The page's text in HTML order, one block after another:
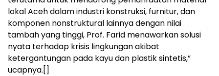
lokal Aceh dalam industri konstruksi, furnitur, dan
komponen nonstruktural lainnya dengan nilai
tambah yang tinggi, Prof. Farid menawarkan solusi
nyata terhadap krisis lingkungan akibat
ketergantungan pada kayu dan plastik sintetis,”
ucapnya.[]